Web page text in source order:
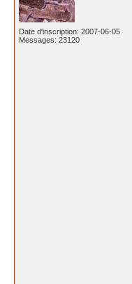
Date d'inscription: 2007-06-05
Messages: 23120